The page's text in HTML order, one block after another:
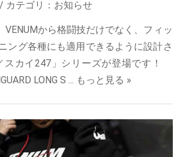
カテゴリ： お知らせ
VENUMから格闘技だけでなく、フィッ
ング各種にも適用できるように設計さ
スカイ247」シリーズが登場です！
LONG S ... もっと見る »